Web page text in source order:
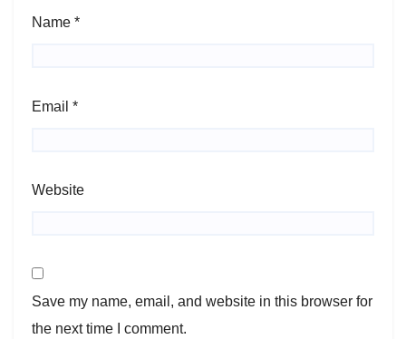
Name *
Email *
Website
Save my name, email, and website in this browser for
the next time I comment.